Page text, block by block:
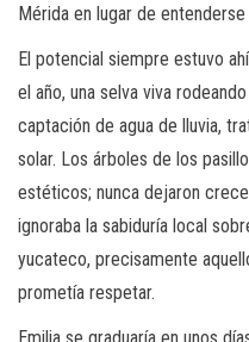
Mérida en lugar de entenderse
El potencial siempre estuvo
el año, una selva viva
captación de agua de lluvia,
solar. Los árboles de los
estéticos; nunca dejaron
ignoraba la sabiduría local
yucateco, precisamente
prometía respetar.